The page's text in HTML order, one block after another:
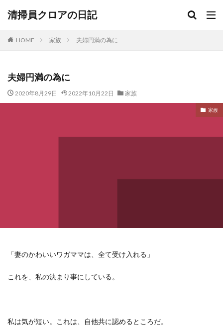
清掃員クロアの日記
HOME 家族 夫婦円満の為に
夫婦円満の為に
2020年8月29日 2022年10月22日 家族
家族
「妻のかわいいワガママは、全て受け入れる」
これを、私の決まり事にしている。
私は気が短い。これは、自他共に認めるところだ。